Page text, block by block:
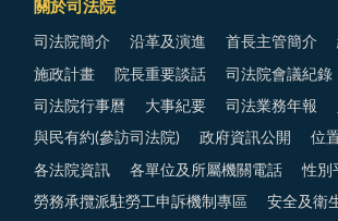
關於司法院
司法院簡介 沿革及演進 首長主管簡介
施政計畫 院長重要談話 司法院會議紀錄
司法院行事曆 大事紀要 司法業務年報
與民有約(參訪司法院) 政府資訊公開 位
各法院資訊 各單位及所屬機關電話 性別
勞務承攬派駐勞工申訴機制專區 安全及衛